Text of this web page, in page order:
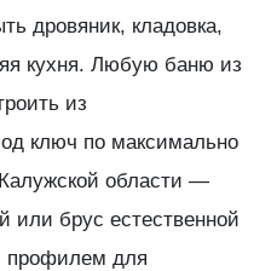
дровяник, кладовка,
кухня. Любую баню из
из
ключ по максимально
области —
или брус естественной
профилем для